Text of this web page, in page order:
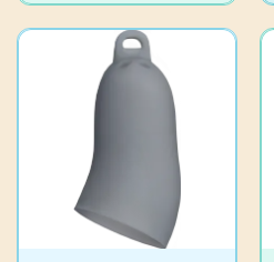
muunnelma.
valinnat
tuotteen
sivulla.